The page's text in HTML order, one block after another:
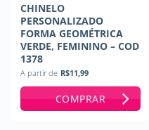
CHINELO
PERSONALIZADO
FORMA GEOMÉTRICA
VERDE, FEMININO – COD
1378
A partir de R$11,99
COMPRAR